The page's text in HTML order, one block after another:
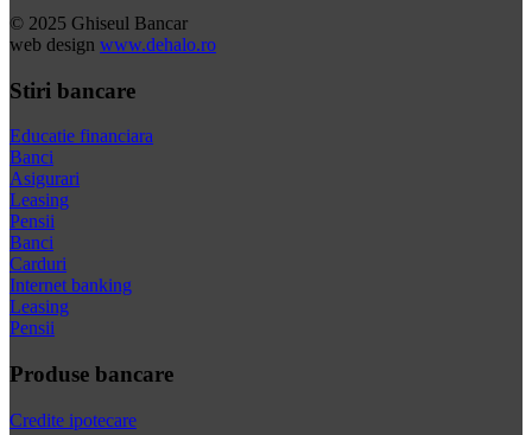
© 2025 Ghiseul Bancar
web design www.dehalo.ro
Stiri bancare
Educatie financiara
Banci
Asigurari
Leasing
Pensii
Banci
Carduri
Internet banking
Leasing
Pensii
Produse bancare
Credite ipotecare